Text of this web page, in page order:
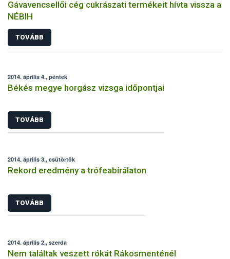
Gávavencsellői cég cukrászati termékeit hívta vissza a
NÉBIH
TOVÁBB
2014. április 4., péntek
Békés megye horgász vizsga időpontjai
TOVÁBB
2014. április 3., csütörtök
Rekord eredmény a trófeabírálaton
TOVÁBB
2014. április 2., szerda
Nem találtak veszett rókát Rákosmenténél